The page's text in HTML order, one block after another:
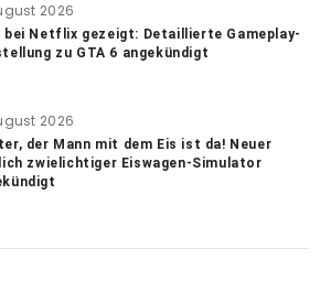
2026
bei Netflix gezeigt: Detaillierte Gameplay-
zu GTA 6 angekündigt
2026
der Mann mit dem Eis ist da! Neuer
zwielichtiger Eiswagen-Simulator